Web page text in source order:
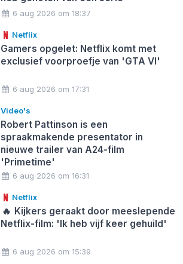
6 aug 2026 om 18:37
Netflix
Gamers opgelet: Netflix komt met
exclusief voorproefje van 'GTA VI'
6 aug 2026 om 17:31
Video's
Robert Pattinson is een
spraakmakende presentator in
nieuwe trailer van A24-film
'Primetime'
6 aug 2026 om 16:31
Netflix
🔥 Kijkers geraakt door meeslepende
Netflix-film: 'Ik heb vijf keer gehuild'
6 aug 2026 om 15:39